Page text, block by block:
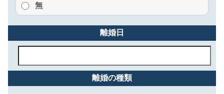
無
離婚日
離婚の種類